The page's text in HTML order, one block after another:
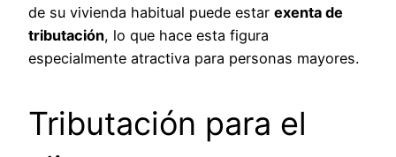
de su vivienda habitual puede estar exenta de
tributación, lo que hace esta figura
especialmente atractiva para personas mayores.
Tributación para el